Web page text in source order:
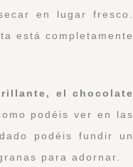
en lugar fresco.
está completamente
el chocolate
podéis ver en las
podéis fundir un
para adornar.